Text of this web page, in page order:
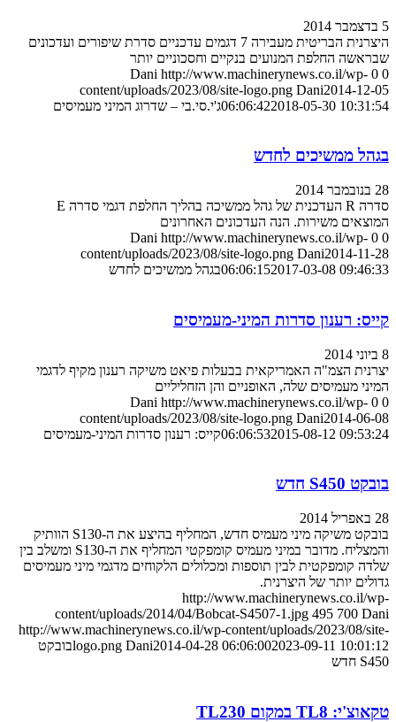
5 בדצמבר 2014
היצרנית הבריטית מעבירה 7 דגמים עדכניים סדרת שיפורים ועדכונים
שבראשה החלפת המנועים בנקיים וחסכוניים יותר
0
0
Dani http://www.machinerynews.co.il/wp-
content/uploads/2023/08/site-logo.png Dani2014-12-05
06:06:422018-05-30 10:31:54 ג'י.סי.בי – שדרוג המיני מעמיסים
בגהל ממשיכים לחדש
28 בנובמבר 2014
סדרה R העדכנית של גהל ממשיכה בהליך החלפת דגמי סדרה E
המוצאים משירות. הנה העדכונים האחרונים
0
0
Dani http://www.machinerynews.co.il/wp-
content/uploads/2023/08/site-logo.png Dani2014-11-28
06:06:152017-03-08 09:46:33 בגהל ממשיכים לחדש
קייס: רענון סדרות המיני-מעמיסים
8 ביוני 2014
יצרנית הצמ"ה האמריקאית בבעלות פיאט משיקה רענון מקיף לדגמי
המיני מעמיסים שלה, האופניים והן הזחליליים
0
0
Dani http://www.machinerynews.co.il/wp-
content/uploads/2023/08/site-logo.png Dani2014-06-08
06:06:532015-08-12 09:53:24 קייס: רענון סדרות המיני-מעמיסים
בובקט S450 חדש
28 באפריל 2014
בובקט משיקה מיני מעמיס חדש, המחליף בהיצע את ה-S130 הוותיק
והמצליח. מדובר במיני מעמיס קומפקטי המחליף את ה-S130 ומשלב בין
שלדה קומפקטית לבין תוספות ומכלולים הלקוחים מדגמי מיני מעמיסים
גדולים יותר של היצרנית.
http://www.machinerynews.co.il/wp-
content/uploads/2014/04/Bobcat-S4507-1.jpg 495 700 Dani
http://www.machinerynews.co.il/wp-content/uploads/2023/08/site-
logo.png Dani2014-04-28 06:06:002023-09-11 10:01:12
בובקט
S450 חדש
טקאוצ'י: TL8 במקום TL230